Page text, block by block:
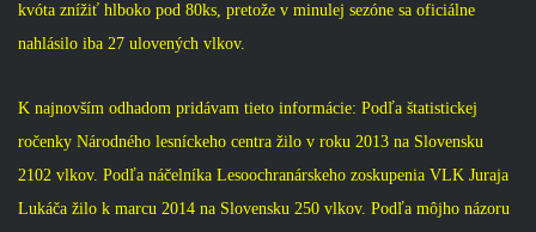
kvóta znížiť hlboko pod 80ks, pretože v minulej sezóne sa oficiálne
nahlásilo iba 27 ulovených vlkov.
K najnovším odhadom pridávam tieto informácie: Podľa štatistickej
ročenky Národného lesníckeho centra žilo v roku 2013 na Slovensku
2102 vlkov. Podľa náčelníka Lesoochranárskeho zoskupenia VLK Juraja
Lukáča žilo k marcu 2014 na Slovensku 250 vlkov. Podľa môjho názoru